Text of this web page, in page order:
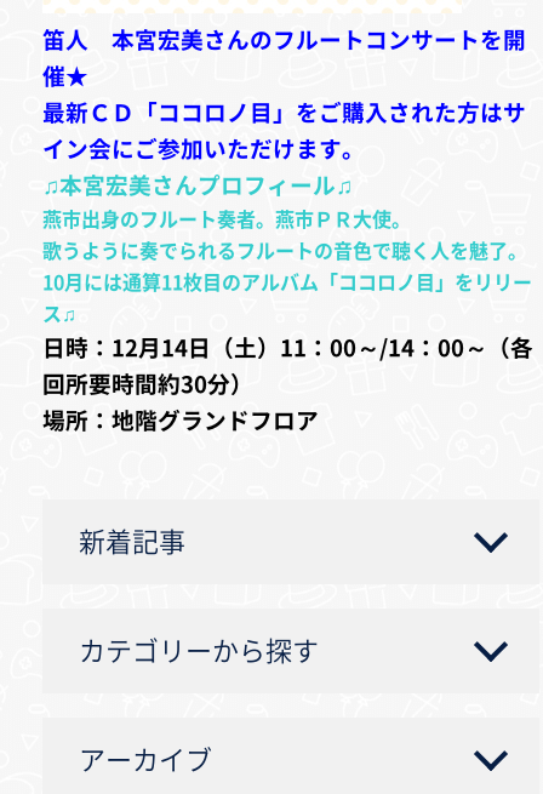
笛人 本宮宏美さんのフルートコンサートを開
催★
最新ＣＤ「ココロノ目」をご購入された方はサ
イン会にご参加いただけます。
♫本宮宏美さんプロフィール♫
燕市出身のフルート奏者。燕市ＰＲ大使。
歌うように奏でられるフルートの音色で聴く人を魅了。
10月には通算11枚目のアルバム「ココロノ目」をリリー
ス♫
日時：12月14日（土）11：00～/14：00～（各
回所要時間約30分）
場所：地階グランドフロア
新着記事
カテゴリーから探す
アーカイブ